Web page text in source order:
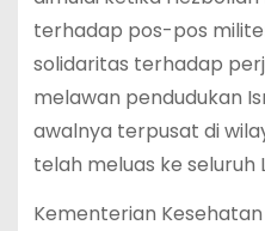
terhadap pos-pos
solidaritas terhadap
melawan pendudukan
awalnya terpusat di
telah meluas ke seluruh
Kementerian